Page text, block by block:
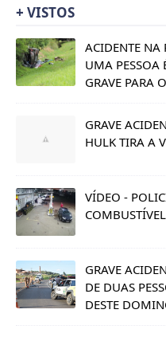
+ VISTOS
ACIDENTE NA
UMA PESSOA
GRAVE PARA
GRAVE
HULK TIRA A
VÍDEO -
GRAVE
DE DUAS
DESTE